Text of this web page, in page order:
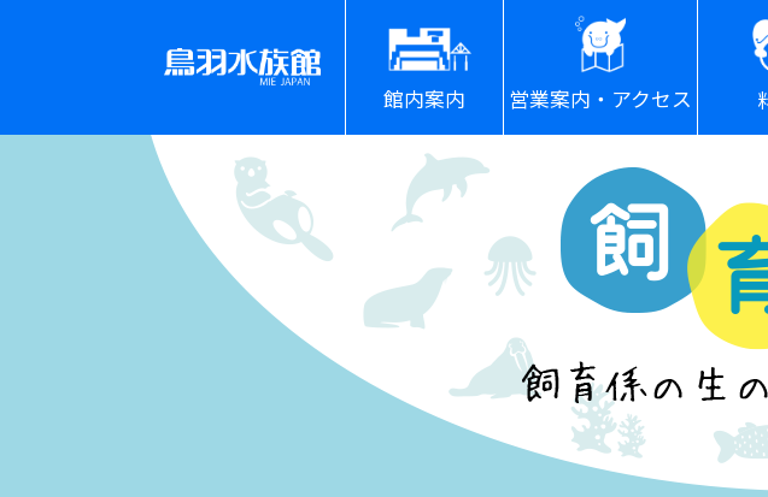
館内案内 営業案内・アクセス